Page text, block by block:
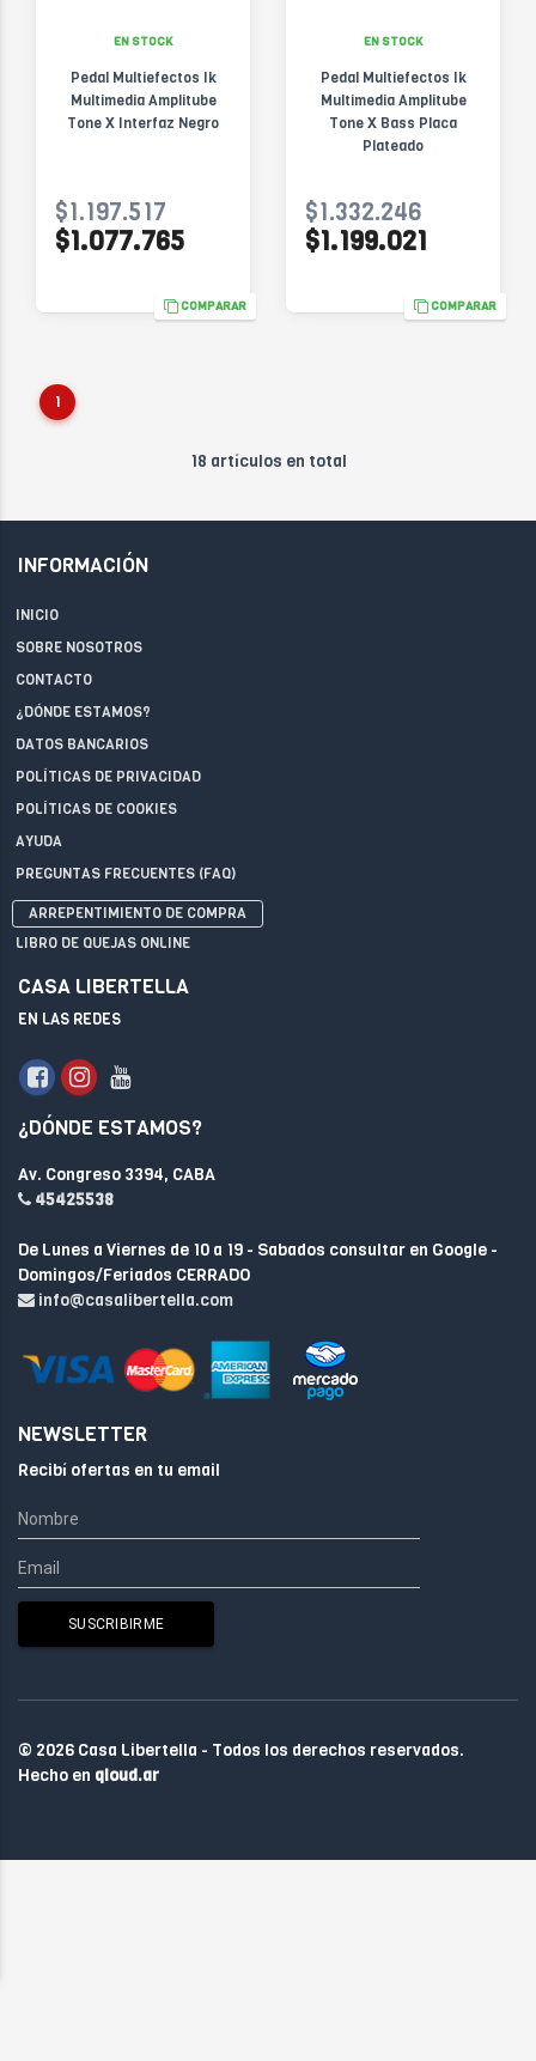
EN STOCK
Pedal Multiefectos Ik
Multimedia Amplitube
Tone X Interfaz Negro
$1.197.517
$1.077.765
COMPARAR
EN STOCK
Pedal Multiefectos Ik
Multimedia Amplitube
Tone X Bass Placa
Plateado
$1.332.246
$1.199.021
COMPARAR
1
18 artículos en total
INFORMACIÓN
INICIO
SOBRE NOSOTROS
CONTACTO
¿DÓNDE ESTAMOS?
DATOS BANCARIOS
POLÍTICAS DE PRIVACIDAD
POLÍTICAS DE COOKIES
AYUDA
PREGUNTAS FRECUENTES (FAQ)
ARREPENTIMIENTO DE COMPRA
LIBRO DE QUEJAS ONLINE
CASA LIBERTELLA
EN LAS REDES
¿DÓNDE ESTAMOS?
Av. Congreso 3394, CABA
45425538
De Lunes a Viernes de 10 a 19 - Sabados consultar en Google -
Domingos/Feriados CERRADO
info@casalibertella.com
NEWSLETTER
Recibí ofertas en tu email
© 2026 Casa Libertella - Todos los derechos reservados.
Hecho en qloud.ar